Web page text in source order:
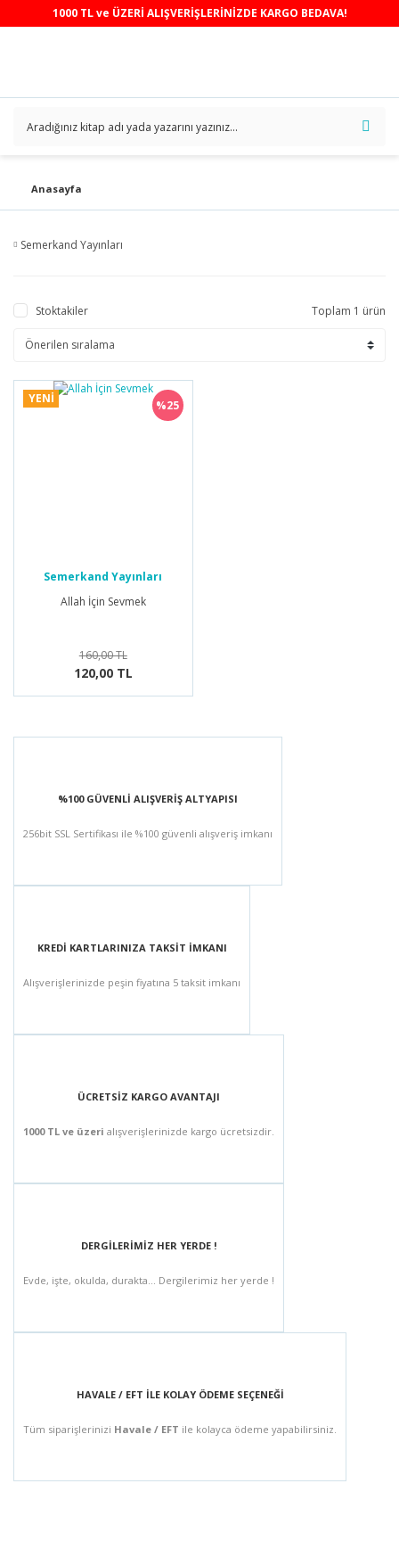
1000 TL ve ÜZERİ ALIŞVERİŞLERİNİZDE KARGO BEDAVA!
Anasayfa
Semerkand Yayınları
Stoktakiler Toplam 1 ürün
YENİ %25
Semerkand Yayınları
Allah İçin Sevmek
160,00 TL
120,00 TL
%100 GÜVENLİ ALIŞVERİŞ ALTYAPISI
256bit SSL Sertifikası ile %100 güvenli alışveriş imkanı
KREDİ KARTLARINIZA TAKSİT İMKANI
Alışverişlerinizde peşin fiyatına 5 taksit imkanı
ÜCRETSİZ KARGO AVANTAJI
1000 TL ve üzeri alışverişlerinizde kargo ücretsizdir.
DERGİLERİMİZ HER YERDE !
Evde, işte, okulda, durakta... Dergilerimiz her yerde !
HAVALE / EFT İLE KOLAY ÖDEME SEÇENEĞİ
Tüm siparişlerinizi Havale / EFT ile kolayca ödeme yapabilirsiniz.